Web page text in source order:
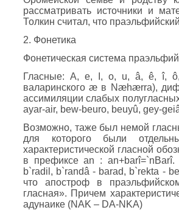
рассматривать источники и
Толкин считал, что
2. Фонетика
Фонетическая система
Гласные: A, e, I, o, u, â, ê, î,
валаринского æ в Næhærra),
ассимиляции слабых
ayar-air, bew-beuro, beuyû, gey-
Возможно, таже был немой
для которого были
характеристической гласной
в префиксе an :
b`radil, b`randâ - barad, b`rekta -
что апостроф в
гласная». Причем
адунаике (NAK – DA-NKA)